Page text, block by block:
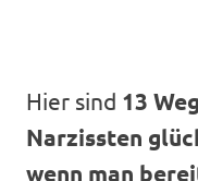
Hier sind 13
Narzissten
wenn man